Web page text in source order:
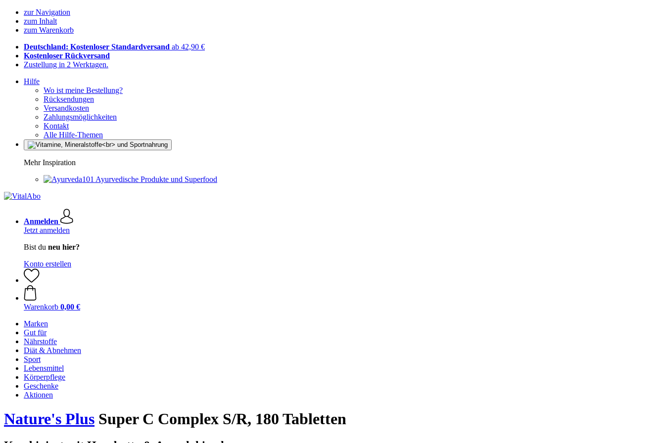
zur Navigation
zum Inhalt
zum Warenkorb
Deutschland: Kostenloser Standardversand ab 42,90 €
Kostenloser Rückversand
Zustellung in 2 Werktagen.
Hilfe
Wo ist meine Bestellung?
Rücksendungen
Versandkosten
Zahlungsmöglichkeiten
Kontakt
Alle Hilfe-Themen
Mehr Inspiration
Ayurvedische Produkte und Superfood
Anmelden
Jetzt anmelden
Bist du neu hier?
Konto erstellen
Warenkorb 0,00 €
Marken
Gut für
Nährstoffe
Diät & Abnehmen
Sport
Lebensmittel
Körperpflege
Geschenke
Aktionen
Nature's Plus Super C Complex S/R, 180 Tabletten